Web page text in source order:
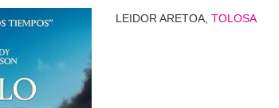
LEIDOR ARETOA, TOLOSA